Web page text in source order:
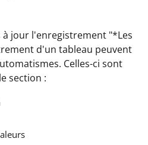
jour l'enregistrement "*Les
d'un tableau peuvent
Celles-ci sont
section :